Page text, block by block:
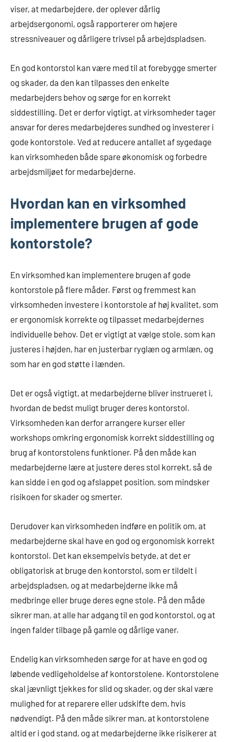
viser, at medarbejdere, der oplever dårlig
arbejdsergonomi, også rapporterer om højere
stressniveauer og dårligere trivsel på arbejdspladsen.
En god kontorstol kan være med til at forebygge smerter
og skader, da den kan tilpasses den enkelte
medarbejders behov og sørge for en korrekt
siddestilling. Det er derfor vigtigt, at virksomheder tager
ansvar for deres medarbejderes sundhed og investerer i
gode kontorstole. Ved at reducere antallet af sygedage
kan virksomheden både spare økonomisk og forbedre
arbejdsmiljøet for medarbejderne.
Hvordan kan en virksomhed
implementere brugen af gode
kontorstole?
En virksomhed kan implementere brugen af gode
kontorstole på flere måder. Først og fremmest kan
virksomheden investere i kontorstole af høj kvalitet, som
er ergonomisk korrekte og tilpasset medarbejdernes
individuelle behov. Det er vigtigt at vælge stole, som kan
justeres i højden, har en justerbar ryglæn og armlæn, og
som har en god støtte i lænden.
Det er også vigtigt, at medarbejderne bliver instrueret i,
hvordan de bedst muligt bruger deres kontorstol.
Virksomheden kan derfor arrangere kurser eller
workshops omkring ergonomisk korrekt siddestilling og
brug af kontorstolens funktioner. På den måde kan
medarbejderne lære at justere deres stol korrekt, så de
kan sidde i en god og afslappet position, som mindsker
risikoen for skader og smerter.
Derudover kan virksomheden indføre en politik om, at
medarbejderne skal have en god og ergonomisk korrekt
kontorstol. Det kan eksempelvis betyde, at det er
obligatorisk at bruge den kontorstol, som er tildelt i
arbejdspladsen, og at medarbejderne ikke må
medbringe eller bruge deres egne stole. På den måde
sikrer man, at alle har adgang til en god kontorstol, og at
ingen falder tilbage på gamle og dårlige vaner.
Endelig kan virksomheden sørge for at have en god og
løbende vedligeholdelse af kontorstolene. Kontorstolene
skal jævnligt tjekkes for slid og skader, og der skal være
mulighed for at reparere eller udskifte dem, hvis
nødvendigt. På den måde sikrer man, at kontorstolene
altid er i god stand, og at medarbejderne ikke risikerer at